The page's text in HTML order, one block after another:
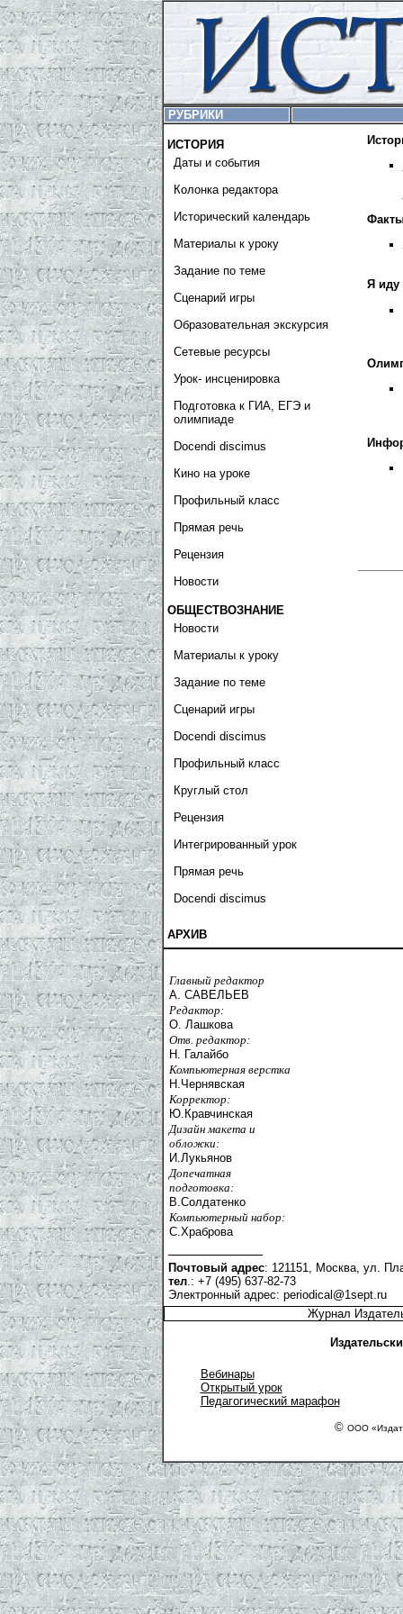
РУБРИКИ
ИСТОРИЯ
Даты и события
Колонка редактора
Исторический календарь
Материалы к уроку
Задание по теме
Сценарий игры
Образовательная экскурсия
Сетевые ресурсы
Урок- инсценировка
Подготовка к ГИА, ЕГЭ и
олимпиаде
Docendi discimus
Кино на уроке
Профильный класс
Прямая речь
Рецензия
Новости
ОБЩЕСТВОЗНАНИЕ
Новости
Материалы к уроку
Задание по теме
Сценарий игры
Docendi discimus
Профильный класс
Круглый стол
Рецензия
Интегрированный урок
Прямая речь
Docendi discimus
АРХИВ
Я иду
Главный редактор
А. САВЕЛЬЕВ
Редактор:
О. Лашкова
Отв. редактор:
Н. Галайбо
Компьютерная верстка
Н.Чернявская
Корректор:
Ю.Кравчинская
Дизайн макета и
обложки:
И.Лукьянов
Допечатная
подготовка:
В.Солдатенко
Компьютерный набор:
С.Храброва
Почтовый адрес: 121151, Москва, ул.
тел.: +7 (495) 637-82-73
Электронный адрес: periodical@1sept.ru
Журнал
Вебинары
Открытый урок
Педагогический марафон
© ООО